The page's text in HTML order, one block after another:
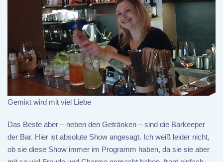
Gemixt wird mit viel Liebe
Das Beste aber – neben den Getränken – sind die Barkeeper
der Bar. Hier ist absolute Show angesagt. Ich weiß leider nicht,
ob sie diese Show immer im Programm haben, da sie sie aber